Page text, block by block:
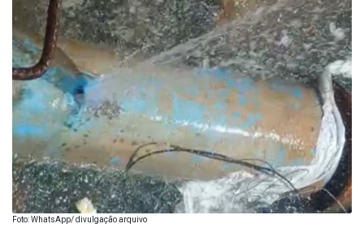
Foto: WhatsApp/ divulgação arquivo